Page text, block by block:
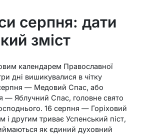
серпня: дати
зміст
календарем Православної
дні вишикувалися в чітку
серпня — Медовий Спас, або
— Яблучний Спас, головне свято
16 серпня — Горіховий
другим триває Успенський піст,
як єдиний духовний